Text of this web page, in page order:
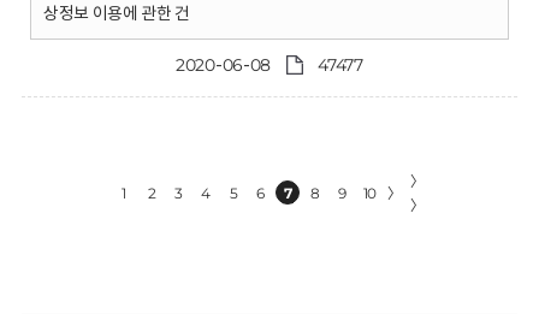
상정보 이용에 관한 건
2020-06-08 47477
1 2 3 4 5 6 7 8 9 10 〉
〉
〉